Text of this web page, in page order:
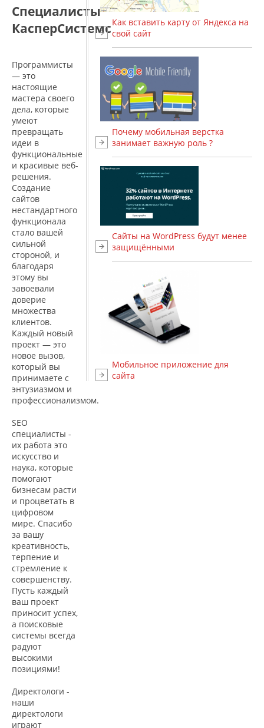
Специалисты
КасперСистемс
Программисты
— это
настоящие
мастера своего
дела, которые
умеют
превращать
идеи в
функциональные
и красивые веб-
решения.
Создание
сайтов
нестандартного
функционала
стало вашей
сильной
стороной, и
благодаря
этому вы
завоевали
доверие
множества
клиентов.
Каждый новый
проект — это
новое вызов,
который вы
принимаете с
энтузиазмом и
профессионализмом.
SEO
специалисты -
их работа это
искусство и
наука, которые
помогают
бизнесам расти
и процветать в
цифровом
мире. Спасибо
за вашу
креативность,
терпение и
стремление к
совершенству.
Пусть каждый
ваш проект
приносит успех,
а поисковые
системы всегда
радуют
высокими
позициями!
Директологи -
наши
директологи
играют
Как вставить карту от Яндекса на
свой сайт
Почему мобильная верстка
занимает важную роль ?
Сайты на WordPress будут менее
защищёнными
Мобильное приложение для
сайта